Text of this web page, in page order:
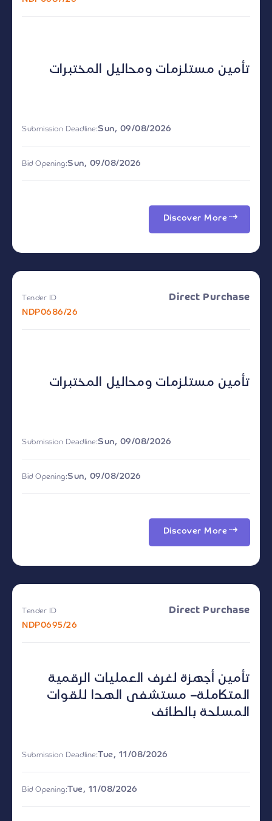
تأمين مستلزمات ومحاليل المختبرات
Submission Deadline:Sun, 09/08/2026
Bid Opening:Sun, 09/08/2026
Discover More
Tender ID
NDP0686/26
Direct Purchase
تأمين مستلزمات ومحاليل المختبرات
Submission Deadline:Sun, 09/08/2026
Bid Opening:Sun, 09/08/2026
Discover More
Tender ID
NDP0695/26
Direct Purchase
تأمين أجهزة لغرف العمليات الرقمية
المتكاملة– مستشفى الهدا للقوات
المسلحة بالطائف
Submission Deadline:Tue, 11/08/2026
Bid Opening:Tue, 11/08/2026